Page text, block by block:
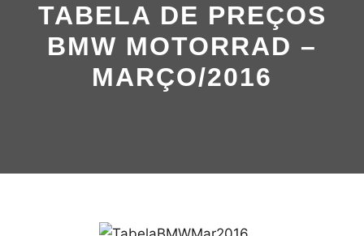
TABELA DE PREÇOS
BMW MOTORRAD –
MARÇO/2016